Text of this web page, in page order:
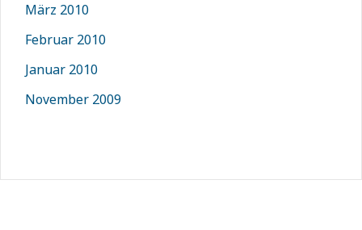
März 2010
Februar 2010
Januar 2010
November 2009